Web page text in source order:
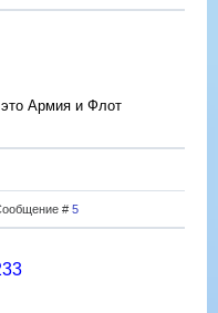
Армия и Флот
# 5